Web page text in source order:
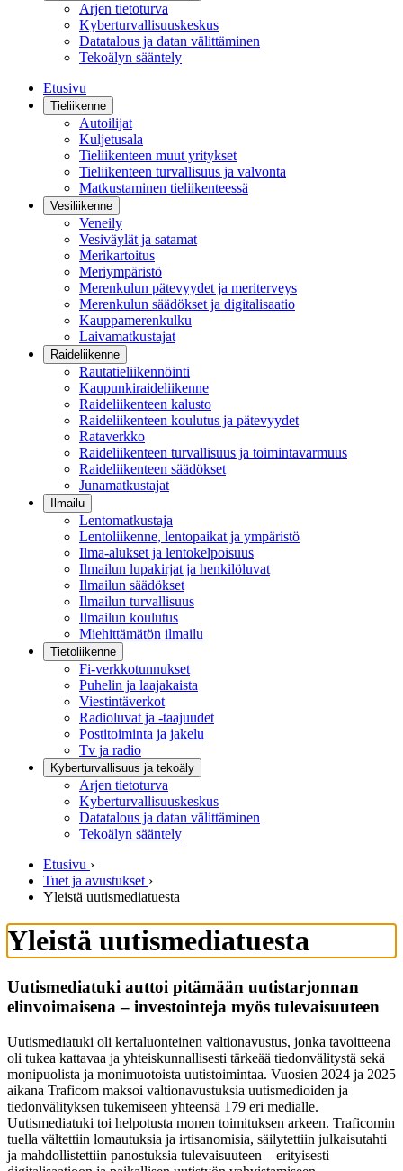
Arjen tietoturva
Kyberturvallisuuskeskus
Datatalous ja datan välittäminen
Tekoälyn sääntely
Etusivu
Tieliikenne
Autoilijat
Kuljetusala
Tieliikenteen muut yritykset
Tieliikenteen turvallisuus ja valvonta
Matkustaminen tieliikenteessä
Vesiliikenne
Veneily
Vesiväylät ja satamat
Merikartoitus
Meriympäristö
Merenkulun pätevyydet ja meriterveys
Merenkulun säädökset ja digitalisaatio
Kauppamerenkulku
Laivamatkustajat
Raideliikenne
Rautatieliikennöinti
Kaupunkiraideliikenne
Raideliikenteen kalusto
Raideliikenteen koulutus ja pätevyydet
Rataverkko
Raideliikenteen turvallisuus ja toimintavarmuus
Raideliikenteen säädökset
Junamatkustajat
Ilmailu
Lentomatkustaja
Lentoliikenne, lentopaikat ja ympäristö
Ilma-alukset ja lentokelpoisuus
Ilmailun lupakirjat ja henkilöluvat
Ilmailun säädökset
Ilmailun turvallisuus
Ilmailun koulutus
Miehittämätön ilmailu
Tietoliikenne
Fi-verkkotunnukset
Puhelin ja laajakaista
Viestintäverkot
Radioluvat ja -taajuudet
Postitoiminta ja jakelu
Tv ja radio
Kyberturvallisuus ja tekoäly
Arjen tietoturva
Kyberturvallisuuskeskus
Datatalous ja datan välittäminen
Tekoälyn sääntely
Etusivu ›
Tuet ja avustukset ›
Yleistä uutismediatuesta
Yleistä uutismediatuesta
Uutismediatuki auttoi pitämään uutistarjonnan
elinvoimaisena – investointeja myös tulevaisuuteen
Uutismediatuki oli kertaluonteinen valtionavustus, jonka tavoitteena
oli tukea kattavaa ja yhteiskunnallisesti tärkeää tiedonvälitystä sekä
monipuolista ja monimuotoista uutistoimintaa. Vuosien 2024 ja 2025
aikana Traficom maksoi valtionavustuksia uutismedioiden ja
tiedonvälityksen tukemiseen yhteensä 179 eri medialle.
Uutismediatuki toi helpotusta monen toimituksen arkeen. Traficomin
tuella vältettiin lomautuksia ja irtisanomisia, säilytettiin julkaisutahti
ja mahdollistettiin panostuksia tulevaisuuteen – erityisesti